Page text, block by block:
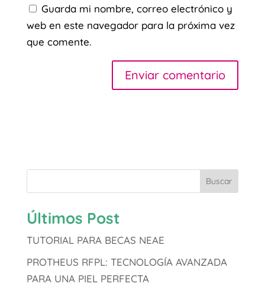
Guarda mi nombre, correo electrónico y
web en este navegador para la próxima vez
que comente.
Buscar
Últimos Post
TUTORIAL PARA BECAS NEAE
PROTHEUS RFPL: TECNOLOGÍA AVANZADA
PARA UNA PIEL PERFECTA